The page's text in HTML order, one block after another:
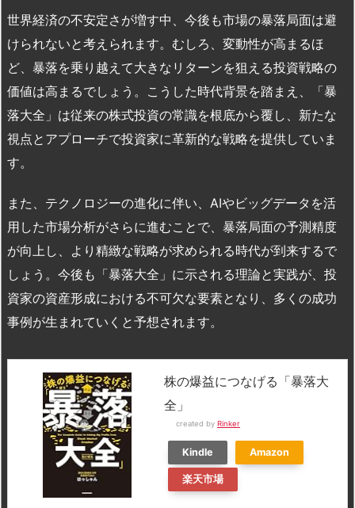
世界経済の不安定さが増す中、今後も市場の暴落局面は避
けられないと考えられます。むしろ、変動性が高まるほ
ど、暴落を乗り越えて大きなリターンを狙える投資戦略の
価値は高まるでしょう。こうした時代背景を踏まえ、「暴
落大全」は従来の株式投資の常識を根底から覆し、新たな
視点とアプローチで投資家に革新的な戦略を提供していま
す。
また、テクノロジーの進化に伴い、AIやビッグデータを活
用した市場分析がさらに進むことで、暴落局面の予測精度
が向上し、より精緻な戦略が求められる時代が到来するで
しょう。今後も「暴落大全」に示される理論と実践が、投
資家の資産形成における不可欠な要素となり、多くの成功
事例が生まれていくと予想されます。
株の爆益につなげる「暴落大
全」
created by Rinker
Kindle Amazon
楽天市場